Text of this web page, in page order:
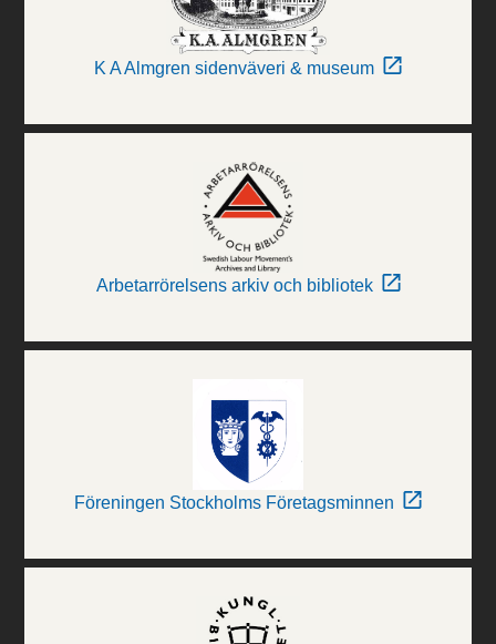
K A Almgren sidenväveri & museum
Arbetarrörelsens arkiv och bibliotek
Föreningen Stockholms Företagsminnen